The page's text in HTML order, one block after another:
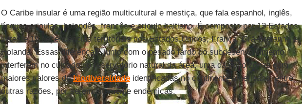
O Caribe insular é uma região multicultural e mestiça, que fala espanhol, inglês,
línguas crioulas, holandês, francês e crioulo haitiano. É composto por 13 Estados
livres e 19 dependências territoriais dos Estados Unidos, França, Grã-Bretanha e
Holanda. Essas diferenças, junto com o pesado fardo do subdesenvolvimento,
interferem no cuidado do reservatório natural da área, uma das oito zonas com
maiores valores debiodiversidadeidentificadas no continente americano, entre
outras razões, por serem altamente endêmicas.